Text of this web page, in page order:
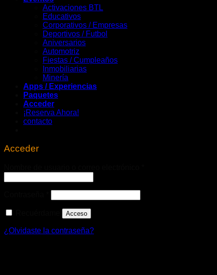
Activaciones BTL
Educativos
Corporativos / Empresas
Deportivos / Futbol
Aniversarios
Automotriz
Fiestas / Cumpleaños
Inmobiliarias
Minería
Apps / Experiencias
Paquetes
Acceder
¡Reserva Ahora!
contacto
Acceder
Acceso
¿Olvidaste la contraseña?